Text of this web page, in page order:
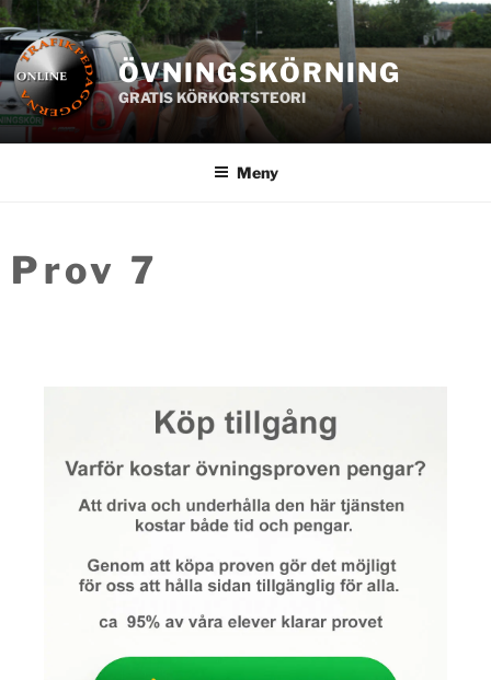
Hoppa
till
innehåll
ÖVNINGSKÖRNING
GRATIS KÖRKORTSTEORI
Meny
Prov 7